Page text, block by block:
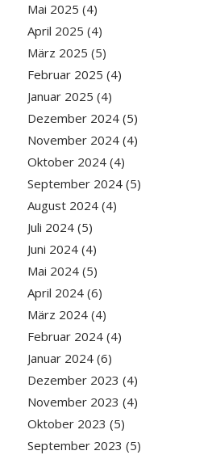
Mai 2025 (4)
April 2025 (4)
März 2025 (5)
Februar 2025 (4)
Januar 2025 (4)
Dezember 2024(5)
November 2024(4)
Oktober 2024(4)
September 2024(5)
August 2024(4)
Juli 2024(5)
Juni 2024(4)
Mai 2024(5)
April 2024(6)
März 2024(4)
Februar 2024(4)
Januar 2024(6)
Dezember 2023 (4)
November 2023 (4)
Oktober 2023 (5)
September 2023 (5)